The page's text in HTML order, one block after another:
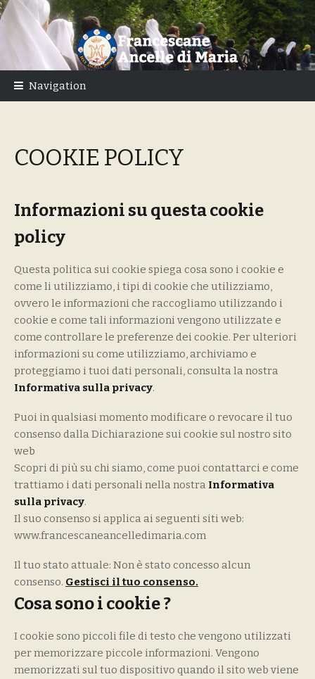
navigation
content
Navigation
COOKIE POLICY
Informazioni su questa cookie
policy
Questa politica sui cookie spiega cosa sono i cookie e
come li utilizziamo, i tipi di cookie che utilizziamo,
ovvero le informazioni che raccogliamo utilizzando i
cookie e come tali informazioni vengono utilizzate e
come controllare le preferenze dei cookie. Per ulteriori
informazioni su come utilizziamo, archiviamo e
proteggiamo i tuoi dati personali, consulta la nostra
Informativa sulla privacy.
Puoi in qualsiasi momento modificare o revocare il tuo
consenso dalla Dichiarazione sui cookie sul nostro sito
web
Scopri di più su chi siamo, come puoi contattarci e come
trattiamo i dati personali nella nostra Informativa
sulla privacy.
Il suo consenso si applica ai seguenti siti web:
www.francescaneancelledimaria.com
Il tuo stato attuale: Non è stato concesso alcun
consenso. Gestisci il tuo consenso.
Cosa sono i cookie ?
I cookie sono piccoli file di testo che vengono utilizzati
per memorizzare piccole informazioni. Vengono
memorizzati sul tuo dispositivo quando il sito web viene